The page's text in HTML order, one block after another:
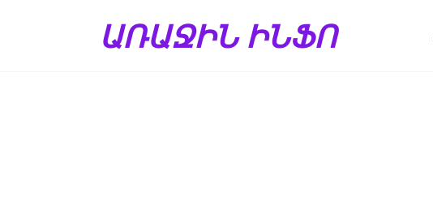
ԱՌԱՋԻՆ ԻՆՖՈ